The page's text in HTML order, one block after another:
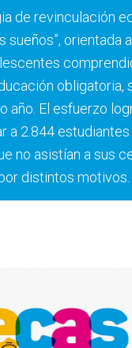
de revinculación
sueños”, orientada
obligatoria,
año. El esfuerzo
a 2.844
no asistían a sus
distintos motivos.